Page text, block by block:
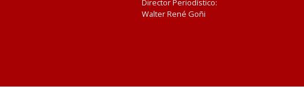
Director Periodístico:
Walter René Goñi